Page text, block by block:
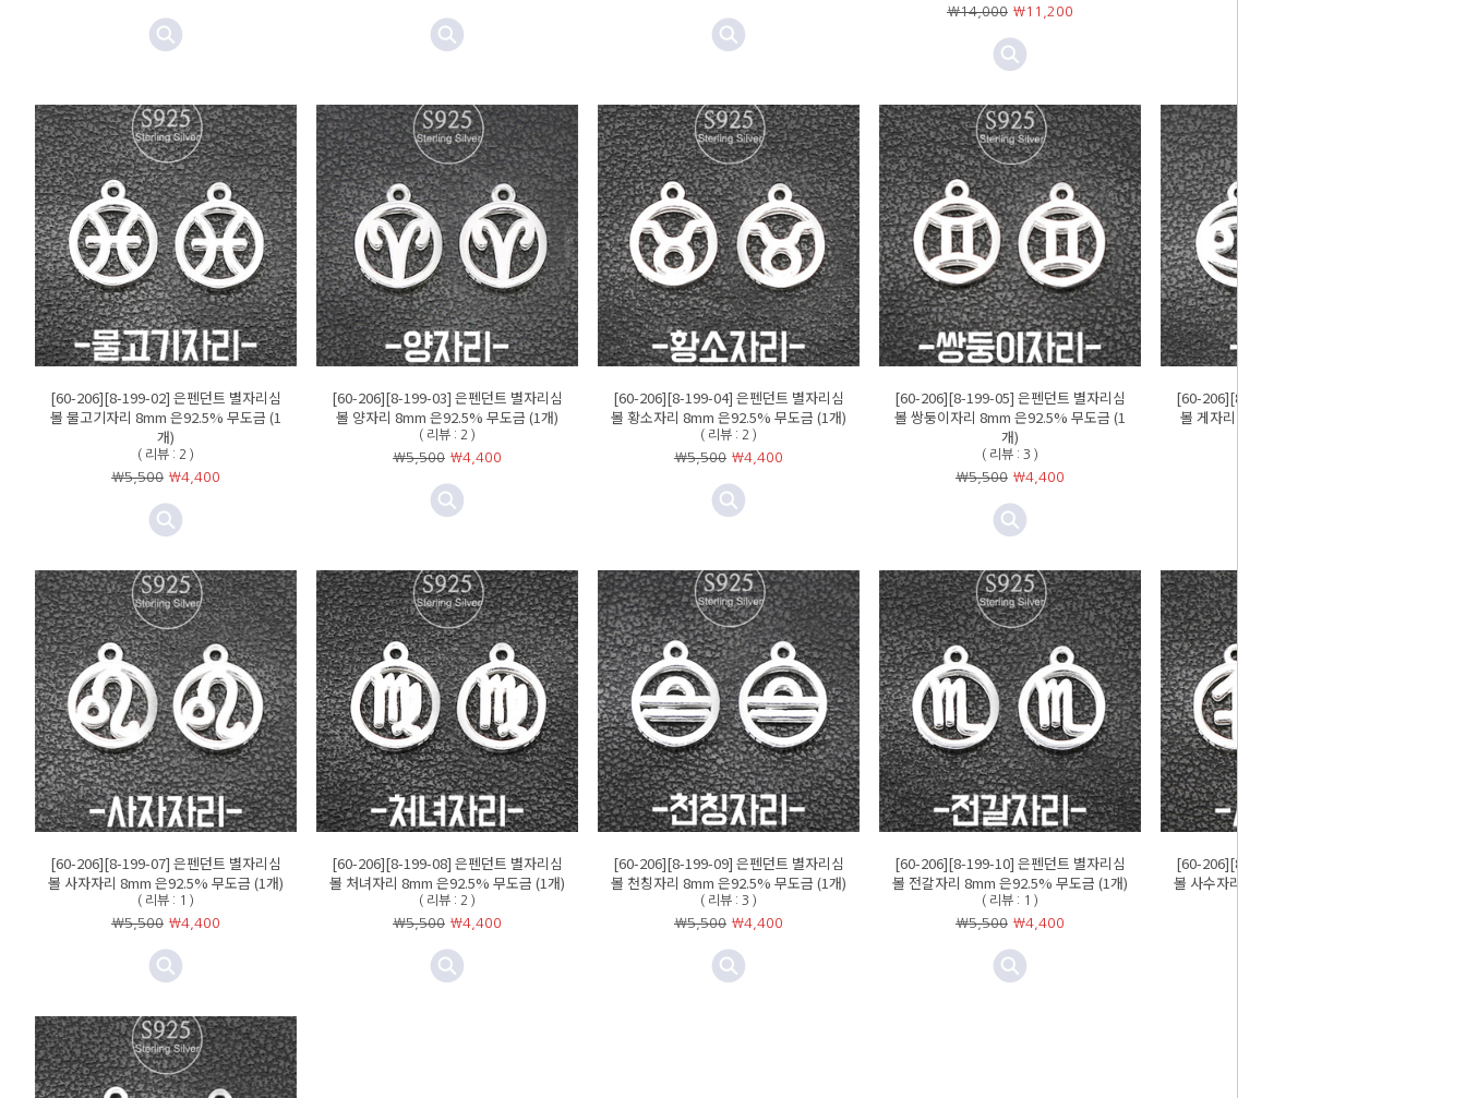
￦14,000 ￦11,200
[60-206][8-199-02] 은펜던트 별자리심
볼 물고기자리 8mm 은92.5% 무도금 (1
개)
( 리뷰 : 2 )
￦5,500 ￦4,400
[60-206][8-199-03] 은펜던트 별자리심
볼 양자리 8mm 은92.5% 무도금 (1개)
( 리뷰 : 2 )
￦5,500 ￦4,400
[60-206][8-199-04] 은펜던트 별자리심
볼 황소자리 8mm 은92.5% 무도금 (1개)
( 리뷰 : 2 )
￦5,500 ￦4,400
[60-206][8-199-05] 은펜던트 별자리심
볼 쌍둥이자리 8mm 은92.5% 무도금 (1
개)
( 리뷰 : 3 )
￦5,500 ￦4,400
[60-206][8-199-06] 은펜던트 별자리심
볼 게자리 8mm 은92.5% 무도금 (1개)
[60-206][8-199-07] 은펜던트 별자리심
볼 사자자리 8mm 은92.5% 무도금 (1개)
( 리뷰 : 1 )
￦5,500 ￦4,400
[60-206][8-199-08] 은펜던트 별자리심
볼 처녀자리 8mm 은92.5% 무도금 (1개)
( 리뷰 : 2 )
￦5,500 ￦4,400
[60-206][8-199-09] 은펜던트 별자리심
볼 천칭자리 8mm 은92.5% 무도금 (1개)
( 리뷰 : 3 )
￦5,500 ￦4,400
[60-206][8-199-10] 은펜던트 별자리심
볼 전갈자리 8mm 은92.5% 무도금 (1개)
( 리뷰 : 1 )
￦5,500 ￦4,400
[60-206][8-199-11] 은펜던트 별자리심
볼 사수자리 8mm 은92.5% 무도금 (1개)